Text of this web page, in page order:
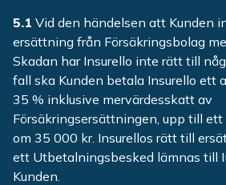
5.1 Vid den händelsen att Kunden
ersättning från Försäkringsbolag
Skadan har Insurello inte rätt till
fall ska Kunden betala Insurello ett
35 % inklusive mervärdesskatt av
Försäkringsersättningen, upp till
om 35 000 kr. Insurellos rätt till
ett Utbetalningsbesked lämnas till
Kunden.